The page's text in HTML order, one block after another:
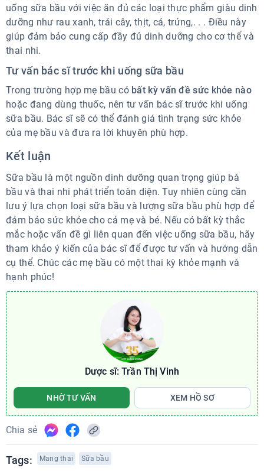
uống sữa bầu với việc ăn đủ các loại thực phẩm giàu dinh
dưỡng như rau xanh, trái cây, thịt, cá, trứng,. . . Điều này
giúp đảm bảo cung cấp đầy đủ dinh dưỡng cho cơ thể và
thai nhi.
Tư vấn bác sĩ trước khi uống sữa bầu
Trong trường hợp mẹ bầu có bất kỳ vấn đề sức khỏe nào
hoặc đang dùng thuốc, nên tư vấn bác sĩ trước khi uống
sữa bầu. Bác sĩ sẽ có thể đánh giá tình trạng sức khỏe
của mẹ bầu và đưa ra lời khuyên phù hợp.
Kết luận
Sữa bầu là một nguồn dinh dưỡng quan trọng giúp bà
bầu và thai nhi phát triển toàn diện. Tuy nhiên cùng cần
lưu ý lựa chọn loại sữa bầu và lượng sữa bầu phù hợp để
đảm bảo sức khỏe cho cả mẹ và bé. Nếu có bất kỳ thắc
mắc hoặc vấn đề gì liên quan đến việc uống sữa bầu, hãy
tham khảo ý kiến của bác sĩ để được tư vấn và hướng dẫn
cụ thể. Chúc các mẹ bầu có một thai kỳ khỏe mạnh và
hạnh phúc!
Dược sĩ: Trần Thị Vinh
NHỜ TƯ VẤN XEM HỒ SƠ
Chia sẻ
Tags: Mang thai Sữa bầu